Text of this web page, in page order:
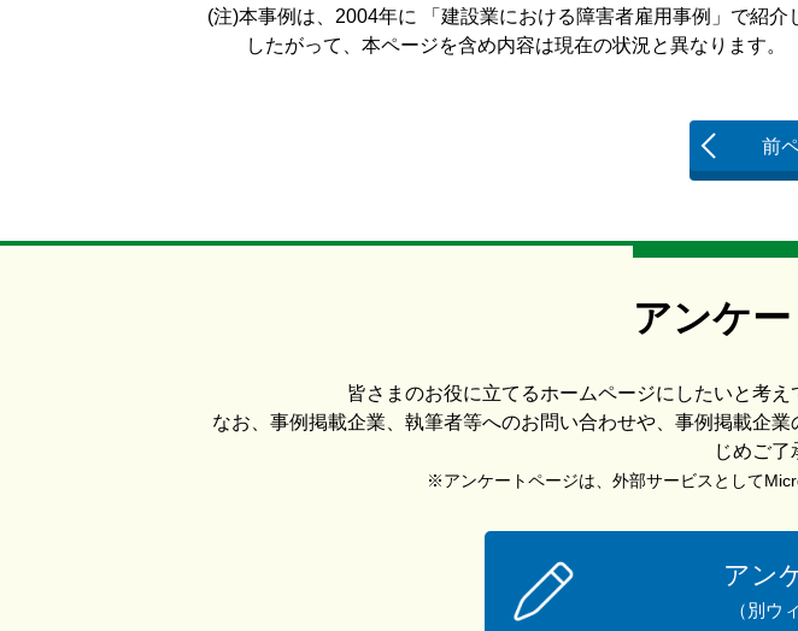
(注)本事例は、2004年に 「建設業における障害者雇用事例」で紹介
したがって、本ページを含め内容は現在の状況と異なります。
前
アンケ
皆さまのお役に立てるホームページにしたいと考
なお、事例掲載企業、執筆者等へのお問い合わせや、事例掲載企
じめご了
※アンケートページは、外部サービスとして
アン
（別ウ